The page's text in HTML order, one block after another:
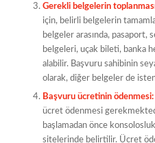
Gerekli belgelerin
için, belirli belgelerin
belgeler arasında, pasaport,
belgeleri, uçak bileti, banka
alabilir. Başvuru sahibinin
olarak, diğer belgeler de
Başvuru ücretinin ödenmesi:
ücret ödenmesi
başlamadan önce
sitelerinde belirtilir. Ücret